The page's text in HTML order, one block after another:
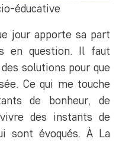
éducative
jour apporte sa part
en question. Il faut
solutions pour que
Ce qui me touche
de bonheur, de
des instants de
sont évoqués. À La